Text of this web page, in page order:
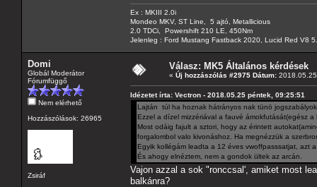
Ex : MKIII 2.0i
Mondeo MKV, ST Line, 5 ajtó, Metallicious
2.0 TDCi, Powershift 210 LE, 450Nm
Jelenleg : Ford Mustang Fastback 2020, Lucid Red V8
Domi
Globál Moderátor
Fórumfüggő
Nem elérhető
Hozzászólások: 26965
Zsiráf
Válasz: MK5 Általános kérdések
« Új hozzászólás #2975 Dátum:
Idézetet írta: Vectron - 2018.05.25 péntek, 09:25:51
Lajtán túl ha hoznak hátrányos nak tünö
Ezzel a dízel mizzériával a fauvé ámokfutását(egész
Most odáig fajult a sztori, hogy az érintett
forgalombol valo kivonáshoz. Ha megnézzük a
Egyik kollégám leadta a 12 éves vwoffpasssatjat, azt
És ahogy elnéztem, nem a gondok ültek az arcán.
Vajon azzal a sok "ronccsal', amiket most
balkánra?